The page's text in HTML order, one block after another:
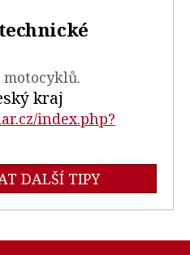
kraj
index.php?
DALŠÍ TIPY